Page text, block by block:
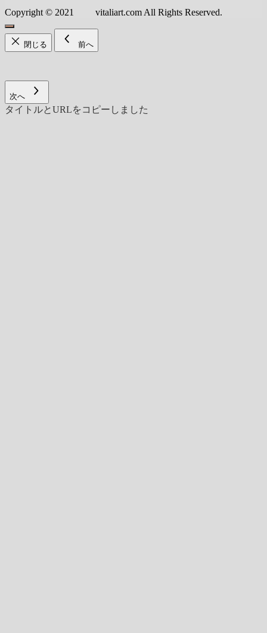
Copyright © 2021 vitaliart.com All Rights Reserved.
閉じる 前へ
次へ
タイトルとURLをコピーしました